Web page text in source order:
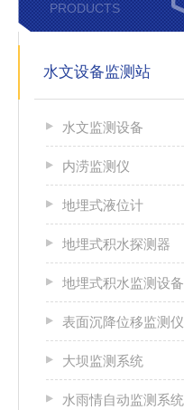
PRODUCTS
水文设备监测站
水文监测设备
内涝监测仪
地埋式液位计
地埋式积水探测器
地埋式积水监测设备
表面沉降位移监测仪
大坝监测系统
水雨情自动监测系统